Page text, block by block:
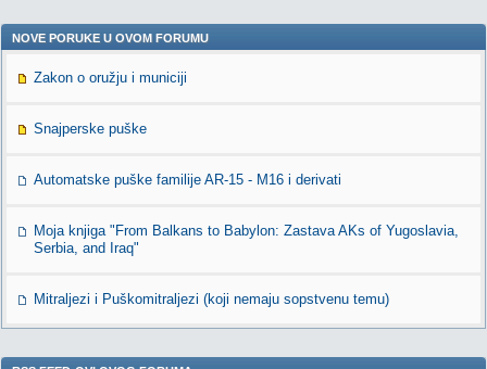
NOVE PORUKE U OVOM FORUMU
Zakon o oružju i municiji
Snajperske puške
Automatske puške familije AR-15 - M16 i derivati
Moja knjiga "From Balkans to Babylon: Zastava AKs of Yugoslavia,
Serbia, and Iraq"
Mitraljezi i Puškomitraljezi (koji nemaju sopstvenu temu)